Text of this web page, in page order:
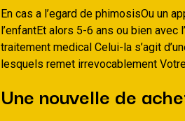
En cas a l’egard de phimosisOu un
l’enfantEt alors 5-6 ans ou bien avec
traitement medical Celui-la s’agit
lesquels remet irrevocablement
Une nouvelle de